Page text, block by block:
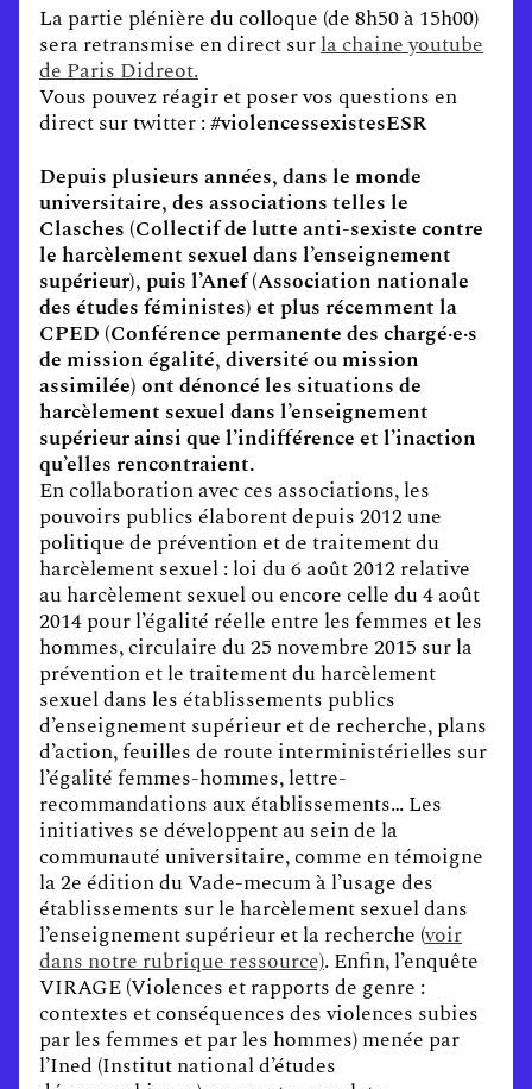
La partie plénière du colloque (de 8h50 à 15h00)
sera retransmise en direct surla chaine youtube
de Paris Didreot.
Vous pouvez réagir et poser vos questions en
direct sur twitter :#violencessexistesESR
Depuis plusieurs années, dans le monde
universitaire, des associations telles le
Clasches (Collectif de lutte anti-sexiste contre
le harcèlement sexuel dans l’enseignement
supérieur), puis l’Anef (Association nationale
des études féministes) et plus récemment la
CPED (Conférence permanente des chargé·e·s
de mission égalité, diversité ou mission
assimilée) ont dénoncé les situations de
harcèlement sexuel dans l’enseignement
supérieur ainsi que l’indifférence et l’inaction
qu’elles rencontraient.
En collaboration avec ces associations, les
pouvoirs publics élaborent depuis 2012 une
politique de prévention et de traitement du
harcèlement sexuel : loi du 6 août 2012 relative
au harcèlement sexuel ou encore celle du 4 août
2014 pour l’égalité réelle entre les femmes et les
hommes, circulaire du 25 novembre 2015 sur la
prévention et le traitement du harcèlement
sexuel dans les établissements publics
d’enseignement supérieur et de recherche, plans
d’action, feuilles de route interministérielles sur
l’égalité femmes-hommes, lettre-
recommandations aux établissements… Les
initiatives se développent au sein de la
communauté universitaire, comme en témoigne
la 2e édition du Vade-mecum à l’usage des
établissements sur le harcèlement sexuel dans
l’enseignement supérieur et la recherche (voir
dans notre rubrique ressource). Enfin, l’enquête
VIRAGE (Violences et rapports de genre :
contextes et conséquences des violences subies
par les femmes et par les hommes) menée par
l’Ined (Institut national d’études